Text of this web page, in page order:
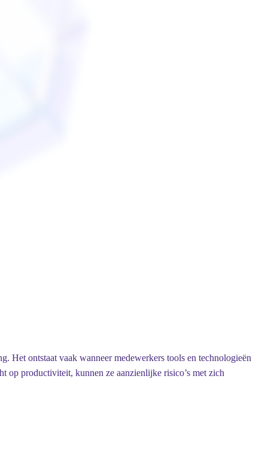
Het ontstaat vaak wanneer medewerkers tools en technologieën
op productiviteit, kunnen ze aanzienlijke risico’s met zich